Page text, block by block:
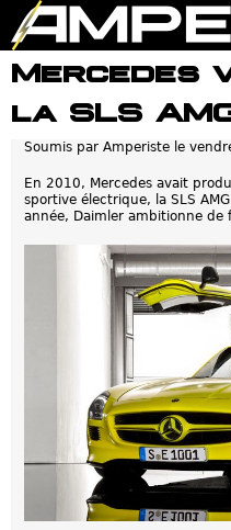
Mercedes
la SLS
Soumis par Amperiste le
En 2010, Mercedes avait
sportive électrique, la SLS
année, Daimler ambitionne de